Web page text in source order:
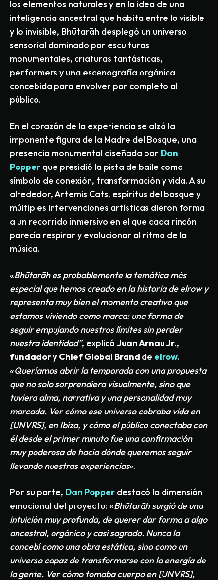
los elementos naturales y en la idea de una
inteligencia ancestral que habita entre lo visible
y lo invisible, Bhūtarāh desplegó un universo
sensorial dominado por esculturas
monumentales, criaturas fantásticas,
performers y una escenografía orgánica
concebida para envolver por completo al
público.
En el corazón de la experiencia se alzó la
imponente figura de la Madre del Bosque, una
presencia monumental diseñada por Dan
Popper que presidió la pista de baile como
símbolo de conexión, transformación y vida. A su
alrededor, Artemis Cats, espíritus del bosque y
múltiples intervenciones artísticas dieron forma
a un recorrido inmersivo en el que cada rincón
parecía respirar y evolucionar al ritmo de la
música.
«Bhūtarāh es probablemente la temática más
especial que hemos creado en la historia de elrow y
representa muy bien el momento creativo que
estamos viviendo como marca: una forma de
seguir empujando nuestros límites sin perder
nuestra identidad”, explicó Juan Arnau Jr.,
fundador y Chief Global Brand de elrow.
«Queríamos abrir la temporada con una propuesta
que no solo sorprendiera visualmente, sino que
tuviera alma, narrativa y una personalidad muy
marcada. Ver cómo ese universo cobraba vida en
[UNVRS], en Ibiza, y cómo el público conectaba con
él desde el primer minuto fue una confirmación
muy poderosa de hacia dónde queremos seguir
llevando nuestras experiencias«.
Por su parte, Dan Popper destacó la dimensión
emocional del proyecto: «Bhūtarāh surgió de una
intuición muy profunda, de querer dar forma a algo
ancestral, orgánico y casi sagrado. Nunca la
concebí como una obra estática, sino como un
universo capaz de transformarse con la energía de
la gente. Ver cómo tomaba cuerpo en [UNVRS],